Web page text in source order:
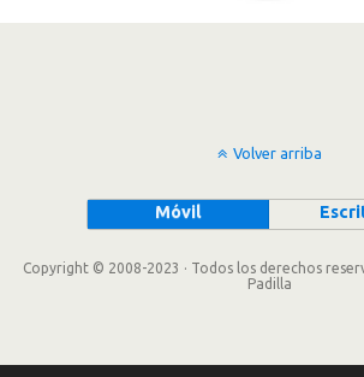
Volver arriba
Móvil
Copyright © 2008-2023 · Todos los derechos
Padilla